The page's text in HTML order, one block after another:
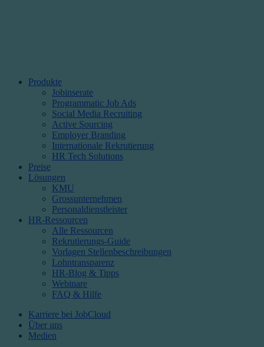
Produkte
Jobinserate
Programmatic Job Ads
Social Media Recruiting
Active Sourcing
Employer Branding
Internationale Rekrutierung
HR Tech Solutions
Preise
Lösungen
KMU
Grossunternehmen
Personaldienstleister
HR-Ressourcen
Alle Ressourcen
Rekrutierungs-Guide
Vorlagen Stellenbeschreibungen
Lohntransparenz
HR-Blog & Tipps
Webinare
FAQ & Hilfe
Karriere bei JobCloud​
Über uns
Medien